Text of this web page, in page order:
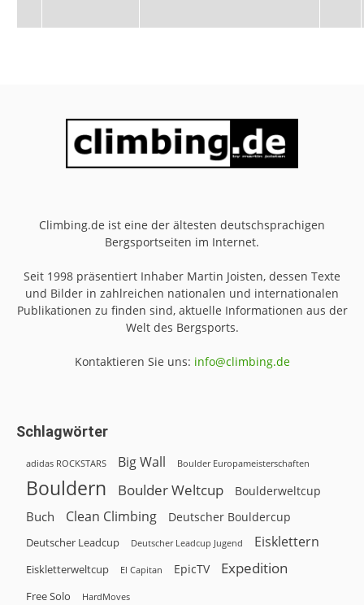
Climbing.de ist eine der ältesten deutschsprachigen
Bergsportseiten im Internet.
Seit 1998 präsentiert Inhaber Martin Joisten, dessen Texte
und Bilder in zahlreichen nationalen und internationalen
Publikationen zu finden sind, aktuelle Informationen aus der
Welt des Bergsports.
Kontaktieren Sie uns: info@climbing.de
Schlagwörter
adidas ROCKSTARS Big Wall Boulder Europameisterschaften
Bouldern Boulder Weltcup Boulderweltcup
Buch Clean Climbing Deutscher Bouldercup
Deutscher Leadcup Deutscher Leadcup Jugend Eisklettern
Eiskletterweltcup El Capitan EpicTV Expedition
Free Solo HardMoves